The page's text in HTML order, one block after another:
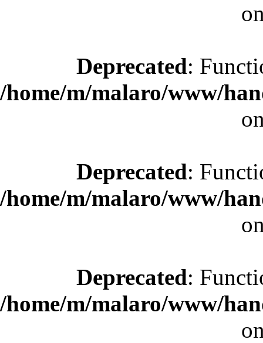
Deprecated:
/home/m/malaro/www/
Deprecated:
/home/m/malaro/www/
Deprecated:
/home/m/malaro/www/